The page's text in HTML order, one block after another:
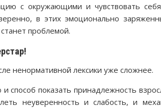
с окружающими и чувствовать
в этих эмоционально
проблемой.
ненормативной лексики уже сложнее.
и способ показать принадлежность
неуверенность и слабость, и